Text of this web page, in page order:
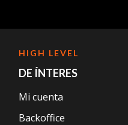
HIGH LEVEL
DE ÍNTERES
Mi cuenta
Backoffice